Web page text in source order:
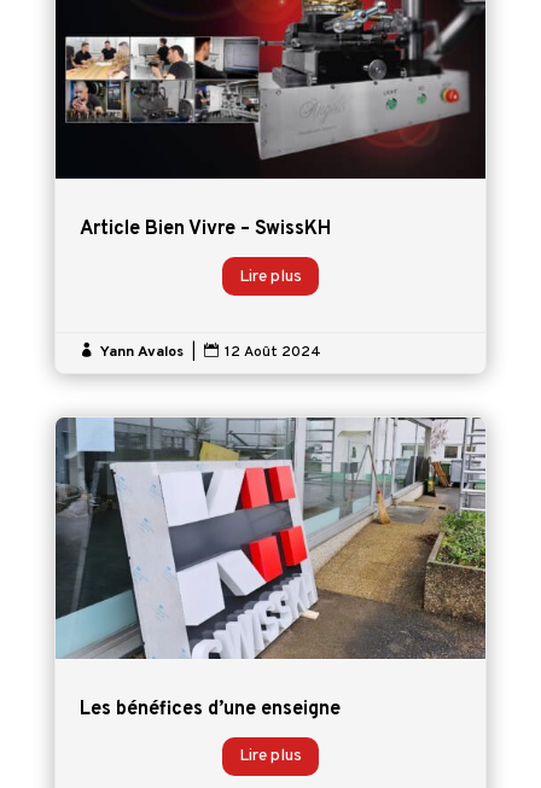
Article Bien Vivre – SwissKH
Lire plus
 Yann Avalos  12 Août 2024
Les bénéfices d’une enseigne
Lire plus